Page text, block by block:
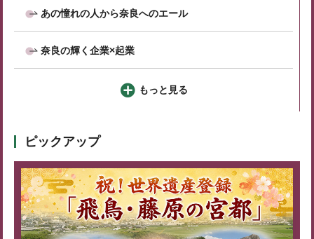
あの憧れの人から奈良へのエール
奈良の輝く企業×起業
もっと見る
ピックアップ